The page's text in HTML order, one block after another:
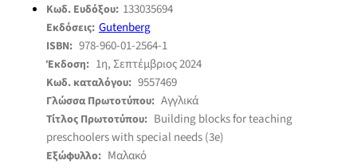
Κωδ. Ευδόξου: 133035694
Εκδόσεις: Gutenberg
ISBN: 978-960-01-2564-1
Έκδοση: 1η, Σεπτέμβριος 2024
Κωδ. καταλόγου: 9557469
Γλώσσα Πρωτοτύπου: Αγγλικά
Τίτλος Πρωτοτύπου: Building blocks for teaching
preschoolers with special needs (3e)
Εξώφυλλο: Μαλακό